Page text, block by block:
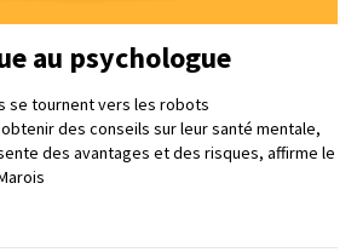
au psychologue
se tournent vers les robots
des conseils sur leur santé mentale,
des avantages et des risques, affirme le